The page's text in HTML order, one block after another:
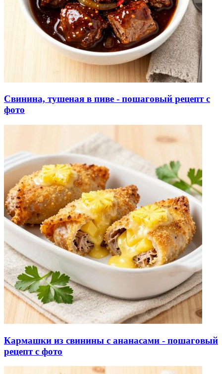
Свинина, тушеная в пиве - пошаговый рецепт с
фото
Кармашки из свинины с ананасами - пошаговый
рецепт с фото